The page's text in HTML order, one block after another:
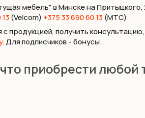
мебель" в Минске на
(Velcom) +375 33 690 60 13 (МТС)
с продукцией, получить
. Для подписчиков - бонусы.
приобрести любой